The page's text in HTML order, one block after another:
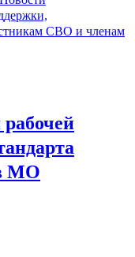
СВО и членам
МО